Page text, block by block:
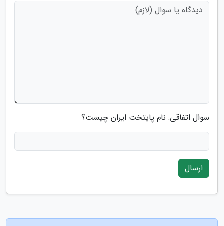
سوال اتفاقی: نام پایتخت ایران چیست؟
ارسال